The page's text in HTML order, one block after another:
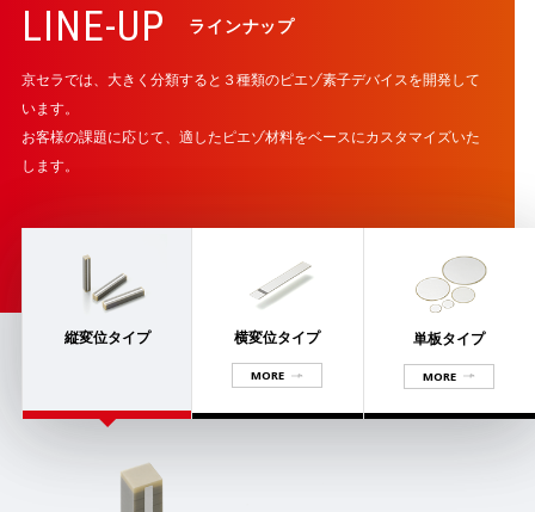
LINE-UP ラインナップ
京セラでは、大きく分類すると３種類のピエゾ素子デバイスを開発して
います。
お客様の課題に応じて、適したピエゾ材料をベースにカスタマイズいた
します。
縦変位タイプ 横変位タイプ
MORE
単板タイプ
MORE